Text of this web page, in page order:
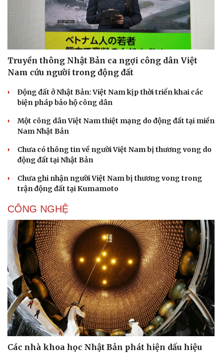
Sức khỏe
Dinh dưỡng - món ngon
Cây thuốc
Nhi khoa
Nam khoa
Làm đẹp - giảm cân
Phòng mạch online
Ăn sạch sống khỏe
Đời sống
Nhà đẹp
Blog
Truyền thông Nhật Bản ca ngợi công dân Việt
Nam cứu người trong động đất
Động đất ở Nhật Bản: Việt Nam kịp thời triển khai các
biện pháp bảo hộ công dân
Một công dân Việt Nam thiệt mạng do động đất tại miền
Nam Nhật Bản
Chưa có thông tin về người Việt Nam bị thương vong do
động đất tại Nhật Bản
Chưa ghi nhận người Việt Nam bị thương vong trong
trận động đất tại Kumamoto
CÔNG NGHỆ
Các nhà khoa học Nhật Bản phát hiện dấu hiệu